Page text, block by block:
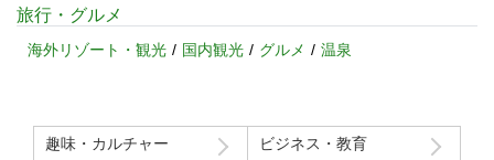
旅行・グルメ
海外リゾート・観光 国内観光 グルメ 温泉
趣味・カルチャー ビジネス・教育